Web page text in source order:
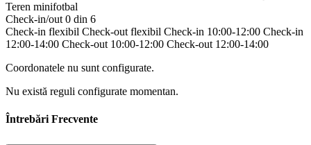
Teren minifotbal
Check-in/out 0 din 6
Check-in flexibil Check-out flexibil Check-in 10:00-12:00 Check-in
12:00-14:00 Check-out 10:00-12:00 Check-out 12:00-14:00
Coordonatele nu sunt configurate.
Nu există reguli configurate momentan.
Întrebări Frecvente